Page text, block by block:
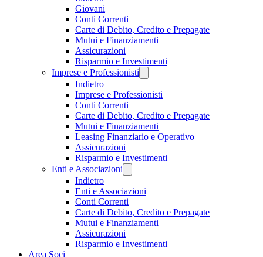
Giovani
Conti Correnti
Carte di Debito, Credito e Prepagate
Mutui e Finanziamenti
Assicurazioni
Risparmio e Investimenti
Imprese e Professionisti
Indietro
Imprese e Professionisti
Conti Correnti
Carte di Debito, Credito e Prepagate
Mutui e Finanziamenti
Leasing Finanziario e Operativo
Assicurazioni
Risparmio e Investimenti
Enti e Associazioni
Indietro
Enti e Associazioni
Conti Correnti
Carte di Debito, Credito e Prepagate
Mutui e Finanziamenti
Assicurazioni
Risparmio e Investimenti
Area Soci